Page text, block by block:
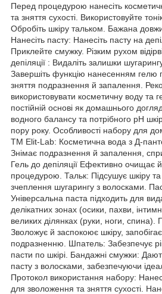
Перед процедурою нанесіть
та зняття сухості. Використовуйте
Обробіть шкіру тальком. Бажана
Нанесіть пасту: Нанесіть пасту на
Приклейте смужку. Різким рухом
депіляції : Видаліть залишки
Завершіть функцію нанесенням гелю
зняття подразнення й запалення.
використовувати косметичну воду та
постійній основі як домашнього
водного балансу та потрібного pH
пору року. Особливості набору для
ТМ Elit-Lab: Косметична вода з Д-
Знімає подразнення й запалення,
Гель до депіляції Ефективно очищає
процедурою. Тальк: Підсушує шкіру
зчеплення шугарингу з волосками.
Універсальна паста підходить для
делікатних зонах (осики, пахви,
великих ділянках (руки, ноги, спина).
Зволожує й заспокоює шкіру, запобігає
подразненню. Шпатель: Забезпечує
пасти по шкірі. Бандажні смужки:
пасту з волосками, забезпечуючи
Протокол використання набору:
для зволоження та зняття сухості.